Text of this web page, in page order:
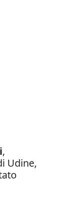
,
Udine,